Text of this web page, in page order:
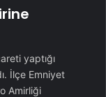
yaptığı
İlçe Emniyet
Amirliği